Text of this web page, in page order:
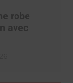
robe
avec